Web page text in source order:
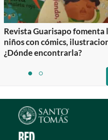
Revista Guarisapo fomenta
niños con cómics,
¿Dónde encontrarla?
itemitem
2